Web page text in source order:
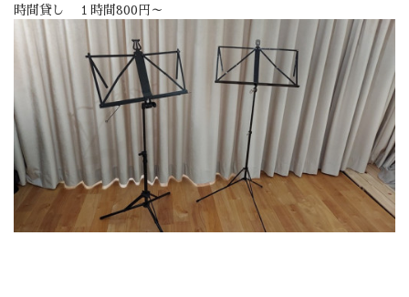
時間貸し １時間800円～